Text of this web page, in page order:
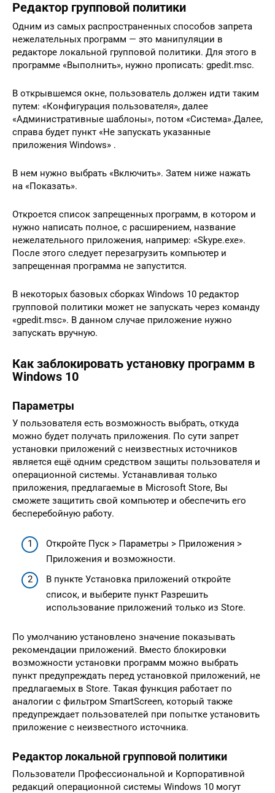
Редактор групповой политики
Одним из самых распространенных способов запрета
нежелательных программ — это манипуляции в
редакторе локальной групповой политики. Для этого в
программе «Выполнить», нужно прописать: gpedit.msc.
В открывшемся окне, пользователь должен идти таким
путем: «Конфигурация пользователя», далее
«Административные шаблоны», потом «Система».Далее,
справа будет пункт «Не запускать указанные
приложения Windows» .
В нем нужно выбрать «Включить». Затем ниже нажать
на «Показать».
Откроется список запрещенных программ, в котором и
нужно написать полное, с расширением, название
нежелательного приложения, например: «Skype.exe».
После этого следует перезагрузить компьютер и
запрещенная программа не запустится.
В некоторых базовых сборках Windows 10 редактор
групповой политики может не запускать через команду
«gpedit.msc». В данном случае приложение нужно
запускать вручную.
Как заблокировать установку программ в
Windows 10
Параметры
У пользователя есть возможность выбрать, откуда
можно будет получать приложения. По сути запрет
установки приложений с неизвестных источников
является ещё одним средством защиты пользователя и
операционной системы. Устанавливая только
приложения, предлагаемые в Microsoft Store, Вы
сможете защитить свой компьютер и обеспечить его
бесперебойную работу.
Откройте Пуск > Параметры > Приложения >
Приложения и возможности.
В пункте Установка приложений откройте
список, и выберите пункт Разрешить
использование приложений только из Store.
По умолчанию установлено значение показывать
рекомендации приложений. Вместо блокировки
возможности установки программ можно выбрать
пункт предупреждать перед установкой приложений, не
предлагаемых в Store. Такая функция работает по
аналогии с фильтром SmartScreen, который также
предупреждает пользователей при попытке установить
приложение с неизвестного источника.
Редактор локальной групповой политики
Пользователи Профессиональной и Корпоративной
редакций операционной системы Windows 10 могут